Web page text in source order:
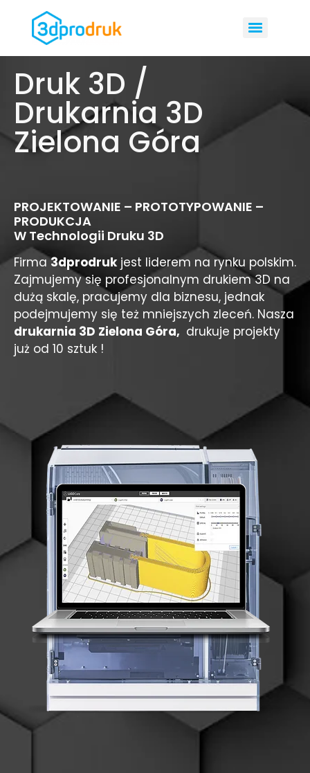
Druk 3D /
Drukarnia 3D
Zielona Góra
PROJEKTOWANIE – PROTOTYPOWANIE –
PRODUKCJA
W Technologii Druku 3D
Firma3dprodrukjest liderem na rynku polskim.
Zajmujemy się profesjonalnym drukiem 3D na
dużą skalę, pracujemy dla biznesu, jednak
podejmujemy się też mniejszych zleceń. Nasza
drukarnia 3D Zielona Góra, drukuje projekty
już od 10 sztuk !